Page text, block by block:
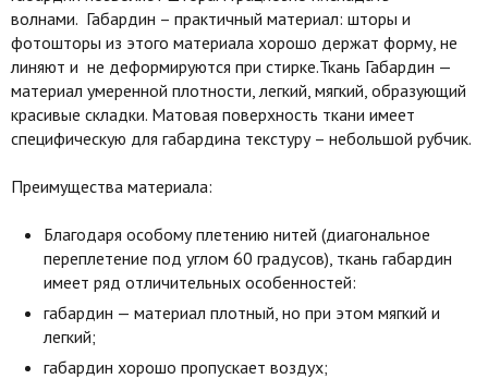
волнами. Габардин – практичный материал: шторы и
фотошторы из этого материала хорошо держат форму, не
линяют и не деформируются при стирке.Ткань Габардин —
материал умеренной плотности, легкий, мягкий, образующий
красивые складки. Матовая поверхность ткани имеет
специфическую для габардина текстуру – небольшой рубчик.
Преимущества материала:
Благодаря особому плетению нитей (диагональное
переплетение под углом 60 градусов), ткань габардин
имеет ряд отличительных особенностей:
габардин — материал плотный, но при этом мягкий и
легкий;
габардин хорошо пропускает воздух;